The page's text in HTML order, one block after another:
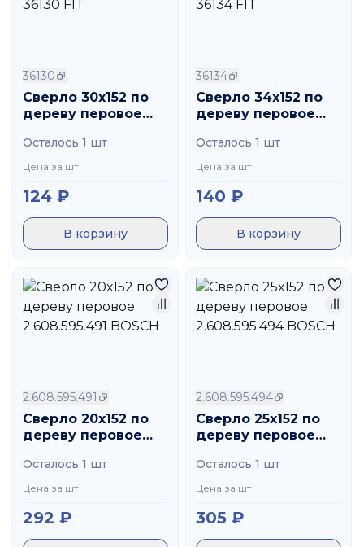
36130
Сверло 30х152 по
дереву перовое
Осталось 1 шт
Цена за шт
124 ₽
В корзину
36134
Сверло 34х152 по
дереву перовое
Осталось 1 шт
Цена за шт
140 ₽
В корзину
2.608.595.491
Сверло 20х152 по
дереву перовое
BOSCH
Осталось 1 шт
Цена за шт
292 ₽
2.608.595.494
Сверло 25х152 по
дереву перовое
BOSCH
Осталось 1 шт
Цена за шт
305 ₽